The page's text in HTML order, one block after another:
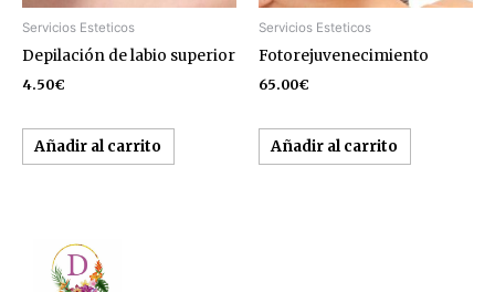
Servicios Esteticos
Depilación de labio superior
4.50€
Añadir al carrito
Servicios Esteticos
Fotorejuvenecimiento
65.00€
Añadir al carrito